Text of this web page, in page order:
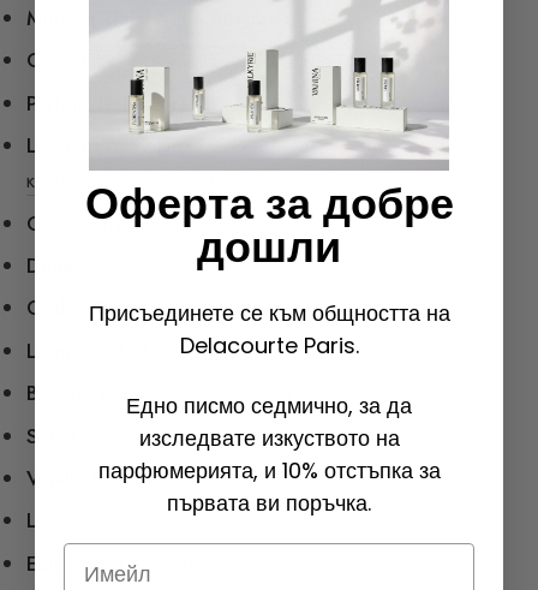
Mimosa Tiaré Aqua Allegoria
Guerlain (изчезнал)
Coco Fizz, Aqua Allegoria
Guerlain
Parfum Terracotta
Guerlain
L’Instant
Guerlain (вж. Ориенталска или
кехлибарена фасета)
Cruel GardéniaGuerlain
Dune
Ombre BleueJean-Charles Brosseau
L’eau ensoleillanteClarins
Beyond Paradise
Sable
Goutal
Vanille GalanteHermès
L Lolita Lempicka
Eau MoheliDiptyque
Оферта за добре
дошли
Присъединете се към общността на
Delacourte Paris.
Едно писмо седмично, за да
изследвате изкуството на
парфюмерията, и 10% отстъпка за
първата ви поръчка.